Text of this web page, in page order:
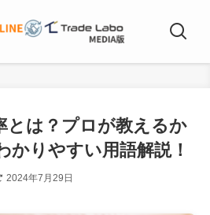
とは？プロが教えるか
かりやすい用語解説！
2024年7月29日